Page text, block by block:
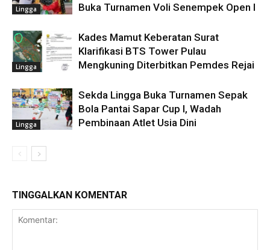
Lingga
Buka Turnamen Voli Senempek Open I
Lingga
Kades Mamut Keberatan Surat
Klarifikasi BTS Tower Pulau
Mengkuning Diterbitkan Pemdes Rejai
Lingga
Sekda Lingga Buka Turnamen Sepak
Bola Pantai Sapar Cup I, Wadah
Pembinaan Atlet Usia Dini
TINGGALKAN KOMENTAR